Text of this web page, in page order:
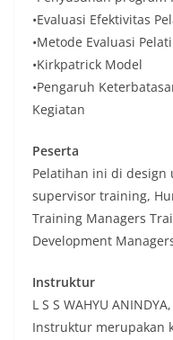
•Evaluasi Efektivitas
•Metode Evaluasi
•Kirkpatrick Model
•Pengaruh
Kegiatan
Peserta
Pelatihan ini di
supervisor training,
Training Managers
Development
Instruktur
L S S WAHYU
Instruktur merupakan